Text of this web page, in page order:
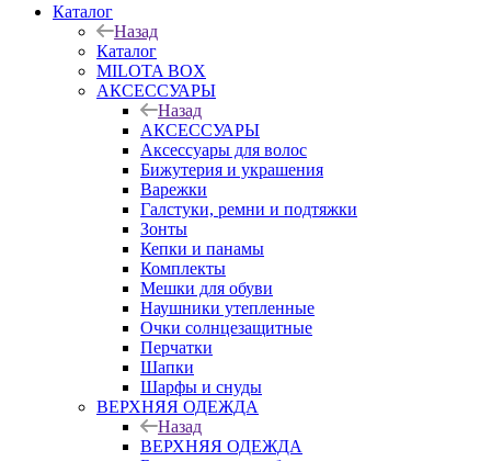
Каталог
Назад
Каталог
MILOTA BOX
АКСЕССУАРЫ
Назад
АКСЕССУАРЫ
Аксессуары для волос
Бижутерия и украшения
Варежки
Галстуки, ремни и подтяжки
Зонты
Кепки и панамы
Комплекты
Мешки для обуви
Наушники утепленные
Очки солнцезащитные
Перчатки
Шапки
Шарфы и снуды
ВЕРХНЯЯ ОДЕЖДА
Назад
ВЕРХНЯЯ ОДЕЖДА